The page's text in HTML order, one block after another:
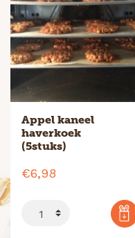
Appel kaneel
haverkoek
(5stuks)
€6,98